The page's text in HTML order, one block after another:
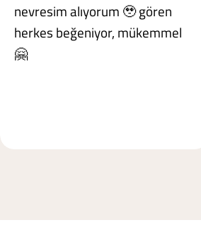
nevresim alıyorum 🥹 gören
herkes beğeniyor, mükemmel
🤗